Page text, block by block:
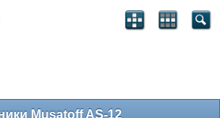
Musatoff AS-12